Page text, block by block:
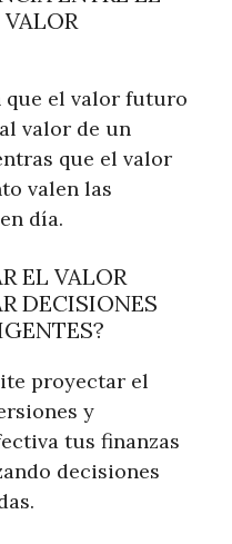
que el valor futuro
valor de un
que el valor
valen las
día.
EL VALOR
DECISIONES
proyectar el
y
tus finanzas
decisiones